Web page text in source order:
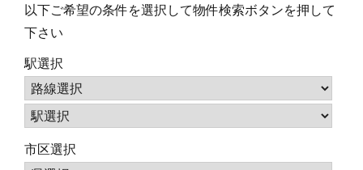
以下ご希望の条件を選択して物件検索ボタンを押して
下さい
駅選択
市区選択